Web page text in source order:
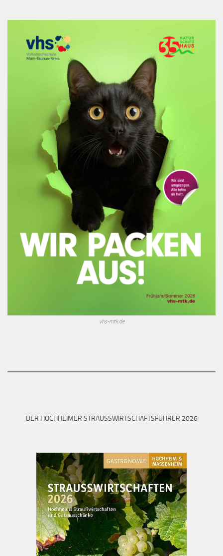
vhs-mtk.de
DER HOCHHEIMER STRAUSSWIRTSCHAFTSFÜHRER 2026